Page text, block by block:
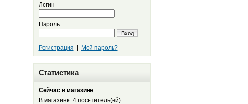
Логин
Пароль
Вход
Регистрация Мой пароль?
Статистика
Сейчас в магазине
В магазине: 4 посетитель(ей)